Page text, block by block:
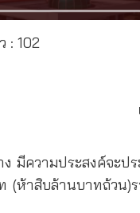
: 102
มีความประสงค์จะปร
ห้าสิบล้านบาทถ้วน)ร